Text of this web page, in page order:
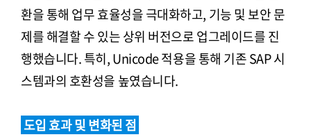
환을 통해 업무 효율성을 극대화하고, 기능 및 보안 문
제를 해결할 수 있는 상위 버전으로 업그레이드를 진
행했습니다. 특히, Unicode 적용을 통해 기존 SAP 시
스템과의 호환성을 높였습니다.
도입 효과 및 변화된 점